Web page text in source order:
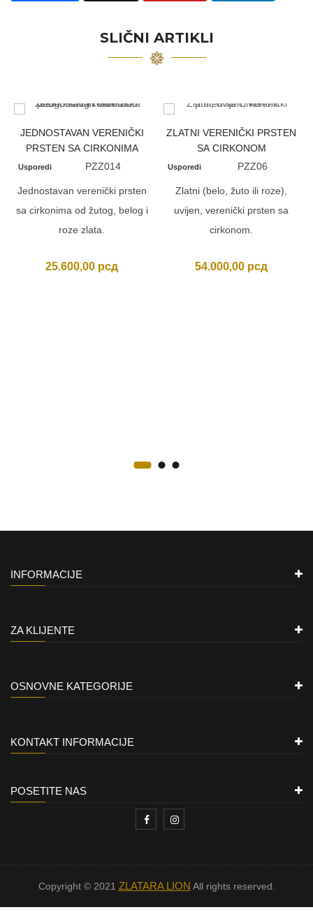
SLIČNI ARTIKLI
JEDNOSTAVAN VERENIČKI
PRSTEN SA CIRKONIMA
Usporedi PZZ014
Jednostavan verenički prsten
sa cirkonima od žutog, belog i
roze zlata.
25.600,00 рсд
ZLATNI VERENIČKI PRSTEN
SA CIRKONOM
Usporedi PZZ06
Zlatni (belo, žuto ili roze),
uvijen, verenički prsten sa
cirkonom.
54.000,00 рсд
INFORMACIJE
ZA KLIJENTE
OSNOVNE KATEGORIJE
KONTAKT INFORMACIJE
POSETITE NAS
Copyright © 2021 ZLATARA LION All rights reserved.